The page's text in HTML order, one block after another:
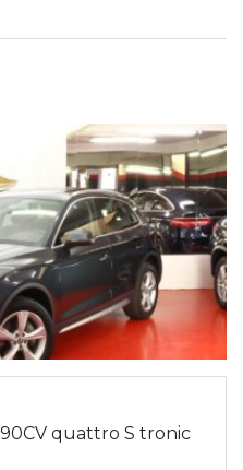
quattro S tronic